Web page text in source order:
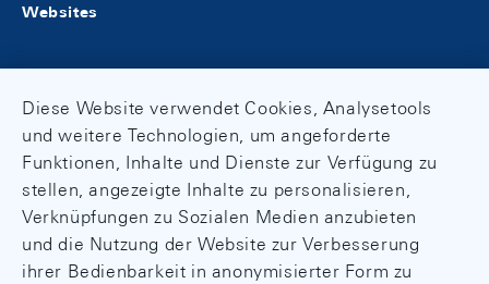
Websites
Diese Website verwendet Cookies, Analysetools
und weitere Technologien, um angeforderte
Funktionen, Inhalte und Dienste zur Verfügung zu
stellen, angezeigte Inhalte zu personalisieren,
Verknüpfungen zu Sozialen Medien anzubieten
und die Nutzung der Website zur Verbesserung
ihrer Bedienbarkeit in anonymisierter Form zu